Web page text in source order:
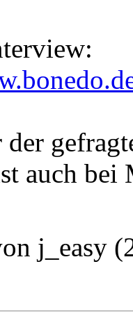
auch bei
j_easy